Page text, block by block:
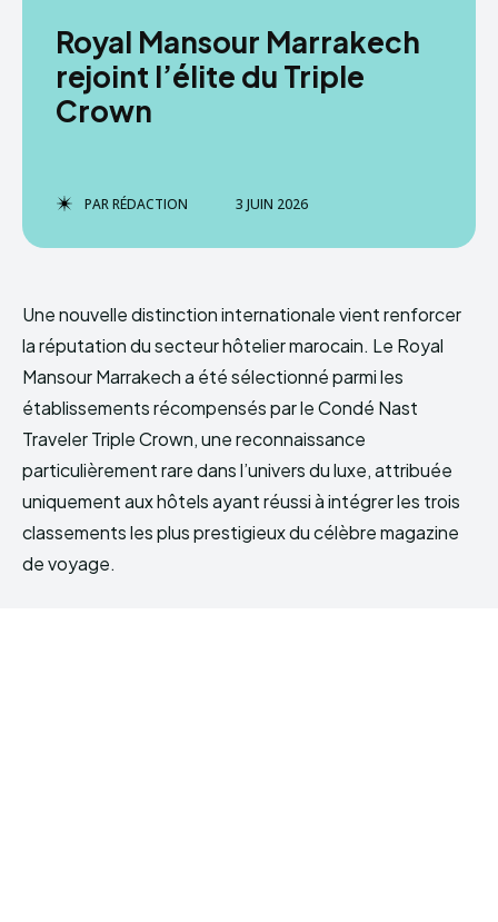
Royal Mansour Marrakech
rejoint l’élite du Triple
Crown
PARRÉDACTION 3 JUIN 2026
Une nouvelle distinction internationale vient renforcer
la réputation du secteur hôtelier marocain. Le Royal
Mansour Marrakech a été sélectionné parmi les
établissements récompensés par le Condé Nast
Traveler Triple Crown, une reconnaissance
particulièrement rare dans l’univers du luxe, attribuée
uniquement aux hôtels ayant réussi à intégrer les trois
classements les plus prestigieux du célèbre magazine
de voyage.